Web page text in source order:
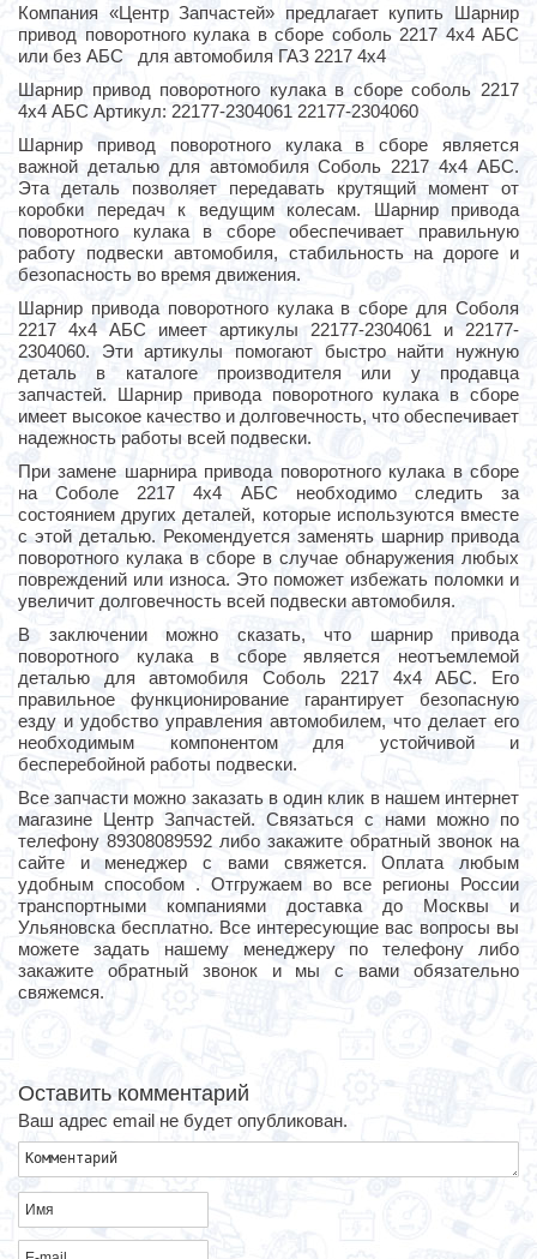
Компания «Центр Запчастей» предлагает купить Шарнир
привод поворотного кулака в сборе соболь 2217 4х4 АБС
или без АБС для автомобиля ГАЗ 2217 4х4
Шарнир привод поворотного кулака в сборе соболь 2217
4х4 АБС Артикул: 22177-2304061 22177-2304060
Шарнир привод поворотного кулака в сборе является
важной деталью для автомобиля Соболь 2217 4х4 АБС.
Эта деталь позволяет передавать крутящий момент от
коробки передач к ведущим колесам. Шарнир привода
поворотного кулака в сборе обеспечивает правильную
работу подвески автомобиля, стабильность на дороге и
безопасность во время движения.
Шарнир привода поворотного кулака в сборе для Соболя
2217 4х4 АБС имеет артикулы 22177-2304061 и 22177-
2304060. Эти артикулы помогают быстро найти нужную
деталь в каталоге производителя или у продавца
запчастей. Шарнир привода поворотного кулака в сборе
имеет высокое качество и долговечность, что обеспечивает
надежность работы всей подвески.
При замене шарнира привода поворотного кулака в сборе
на Соболе 2217 4х4 АБС необходимо следить за
состоянием других деталей, которые используются вместе
с этой деталью. Рекомендуется заменять шарнир привода
поворотного кулака в сборе в случае обнаружения любых
повреждений или износа. Это поможет избежать поломки и
увеличит долговечность всей подвески автомобиля.
В заключении можно сказать, что шарнир привода
поворотного кулака в сборе является неотъемлемой
деталью для автомобиля Соболь 2217 4х4 АБС. Его
правильное функционирование гарантирует безопасную
езду и удобство управления автомобилем, что делает его
необходимым компонентом для устойчивой и
бесперебойной работы подвески.
Все запчасти можно заказать в один клик в нашем интернет
магазине Центр Запчастей. Связаться с нами можно по
телефону 89308089592 либо закажите обратный звонок на
сайте и менеджер с вами свяжется. Оплата любым
удобным способом . Отгружаем во все регионы России
транспортными компаниями доставка до Москвы и
Ульяновска бесплатно. Все интересующие вас вопросы вы
можете задать нашему менеджеру по телефону либо
закажите обратный звонок и мы с вами обязательно
свяжемся.
Оставить комментарий
Ваш адрес email не будет опубликован.